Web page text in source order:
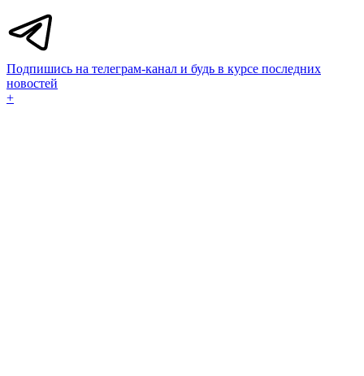
Подпишись на телеграм-канал и будь в курсе последних
новостей
+